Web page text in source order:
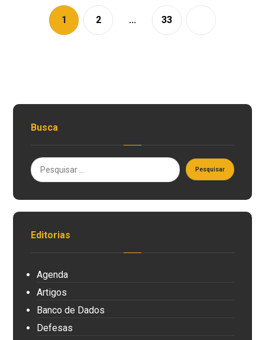
1 2 … 33
Busca
Editorias
Agenda
Artigos
Banco de Dados
Defesas